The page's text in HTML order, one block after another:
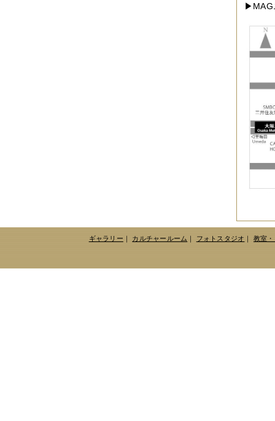
▶MAG
ギャラリー｜ カルチャールーム｜ フォトスタジオ｜ 教室